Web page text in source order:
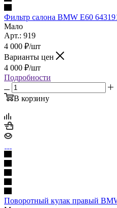
Фильтр салона BMW E60
Мало
Арт.: 919
4 000 ₽/шт
Варианты цен
4 000 ₽/шт
Подробности
В корзину
Поворотный кулак правый